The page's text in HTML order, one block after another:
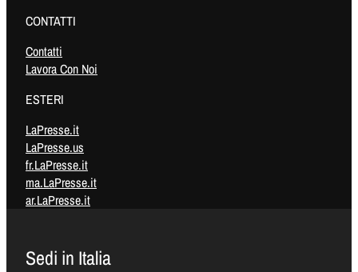
CONTATTI
Contatti
Lavora Con Noi
ESTERI
LaPresse.it
LaPresse.us
fr.LaPresse.it
ma.LaPresse.it
ar.LaPresse.it
Sedi in Italia